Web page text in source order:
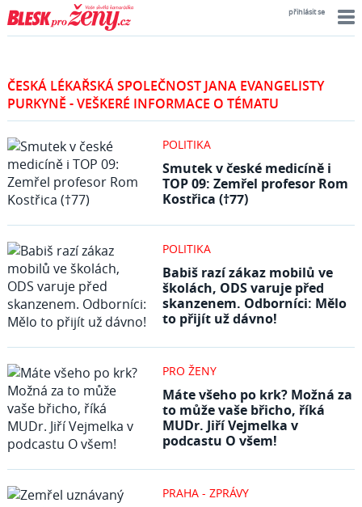
přihlásit se
ČESKÁ LÉKAŘSKÁ SPOLEČNOST JANA EVANGELISTY
PURKYNĚ - VEŠKERÉ INFORMACE O TÉMATU
POLITIKA
Smutek v české medicíně i
TOP 09: Zemřel profesor Rom
Kostřica (†77)
POLITIKA
Babiš razí zákaz mobilů ve
školách, ODS varuje před
skanzenem. Odborníci: Mělo
to přijít už dávno!
PRO ŽENY
Máte všeho po krk? Možná za
to může vaše břicho, říká
MUDr. Jiří Vejmelka v
podcastu O všem!
PRAHA - ZPRÁVY